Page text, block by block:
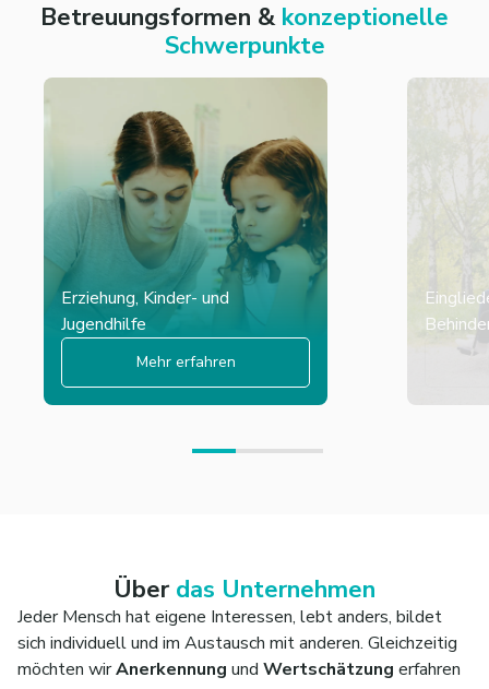
Betreuungsformen & konzeptionelle
Schwerpunkte
Erziehung, Kinder- und
Jugendhilfe
Mehr erfahren
Über das Unternehmen
Jeder Mensch hat eigene Interessen, lebt anders, bildet
sich individuell und im Austausch mit anderen. Gleichzeitig
möchten wirAnerkennung und Wertschätzung erfahren